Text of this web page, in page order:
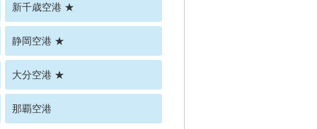
新千歳空港 ★
静岡空港 ★
大分空港 ★
那覇空港